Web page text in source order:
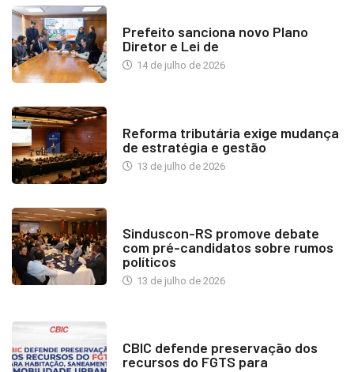
Prefeito sanciona novo Plano
Diretor e Lei de
14 de julho de 2026
Reforma tributária exige mudança
de estratégia e gestão
13 de julho de 2026
Sinduscon-RS promove debate
com pré-candidatos sobre rumos
políticos
13 de julho de 2026
CBIC defende preservação dos
recursos do FGTS para